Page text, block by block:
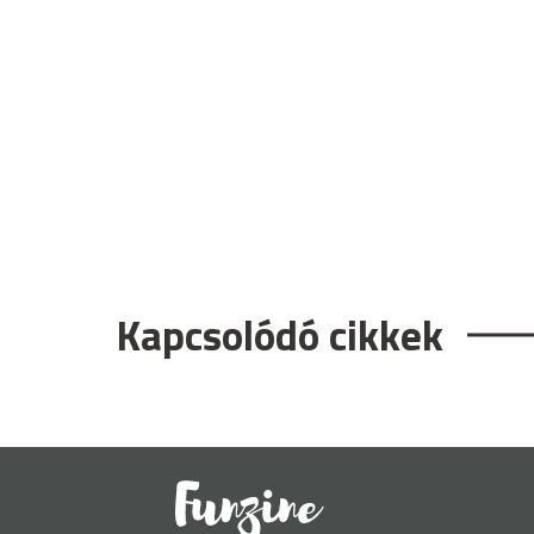
Kapcsolódó cikkek